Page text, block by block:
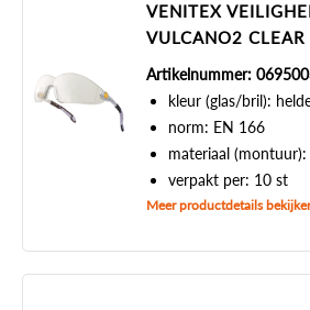
VENITEX
VULCANO2 CLEAR
Artikelnummer:
kleur (glas/bril):
norm: EN 166
materiaal
verpakt per: 10 st
Meer productdetails